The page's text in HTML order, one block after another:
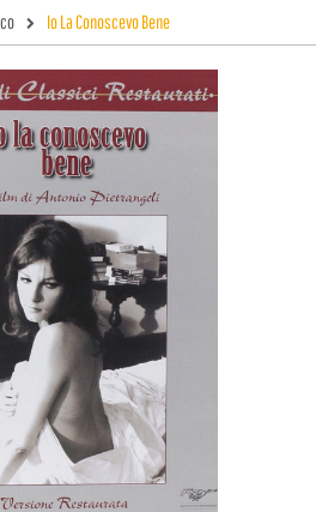
Io La Conoscevo Bene